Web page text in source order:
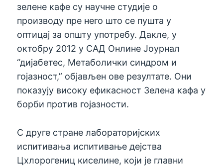
зелене кафе су научне студије о
производу пре него што се пушта у
оптицај за општу употребу. Дакле, у
октобру 2012 у САД Онлине Јоурнал
“дијабетес, Метаболички синдром и
гојазност,” објављен ове резултате. Они
показују високу ефикасност Зелена кафа у
борби против гојазности.
С друге стране лабораторијских
испитивања испитивање дејства
Цхлорогениц киселине, који је главни